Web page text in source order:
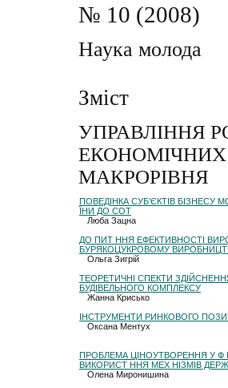
№ 10 (2008)
Наука молода
Зміст
УПРАВЛІННЯ
МАКРОРІВНЯ
ПОВЕДІНКА СУБ’ЄКТІВ
ЇНИ ДО СОТ
Люба Зацна
ДО ПИТ ННЯ ЕФЕКТИВНОСТІ
БУРЯКОЦУКРОВОМУ
Ольга Зигрій
ТЕОРЕТИЧНІ СПЕКТИ
БУДІВЕЛЬНОГО КОМПЛЕКСУ
Жанна Крисько
ІНСТРУМЕНТИ РИНКОВОГО
Оксана Ментух
ПРОБЛЕМА ЦІНОУТВОРЕННЯ У Ф
ВИКОРИСТ ННЯ МЕХ НІЗМІВ
Олена Миронишина